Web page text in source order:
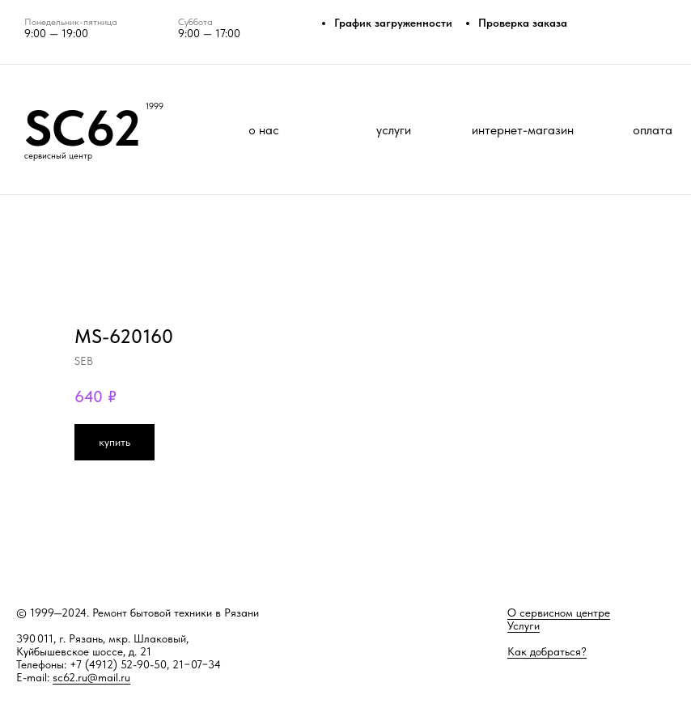
Понедельник-пятница
9:00 — 19:00
услуги
Суббота
9:00 — 17:00
интернет-магазин оплата
о нас
График загруженности Проверка заказа
SC62 1999
сервисный центр
MS-620160
SEB
640 ₽
купить
© 1999—2024. Ремонт бытовой техники в Рязани
390 011, г. Рязань, мкр. Шлаковый,
Куйбышевское шоссе, д. 21
Телефоны: +7 (4912) 52-90-50, 21−07−34
E-mail: sc62.ru@mail.ru
О сервисном центре
Услуги
Как добраться?